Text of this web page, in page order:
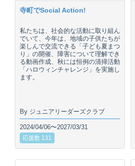
寺町でSocial Action!
私たちは、社会的な活動に取り組ん
でいて、今年は、地域の子供たちが
楽しんで交流できる「子ども夏まつ
り」の開催、障害について理解でき
る動画作成、秋には恒例の清掃活動
「ハロウィンチャレンジ」を実施し
ます。
By ジュニアリーダーズクラブ
2024/04/06〜2027/03/31
応援数 131